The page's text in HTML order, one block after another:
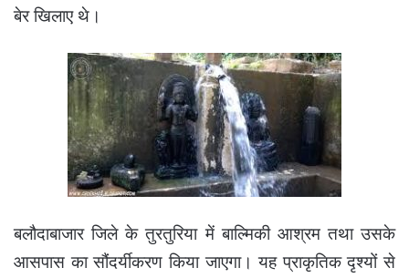
बेर खिलाए थे।
बलौदाबाजार जिले के तुरतुरिया में बाल्मिकी आश्रम तथा उसके
आसपास का सौंदर्यीकरण किया जाएगा। यह प्राकृतिक दृश्यों से